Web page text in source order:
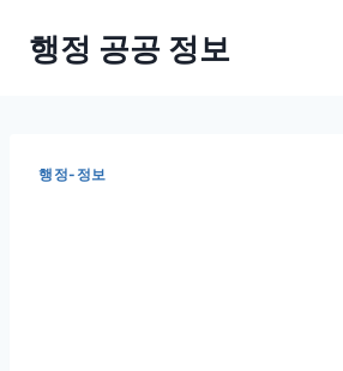
행정 공공 정보
행정-정보